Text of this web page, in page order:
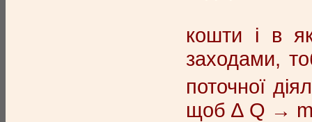
кошти і в
заходами,
поточної
щоб ∆ Q →